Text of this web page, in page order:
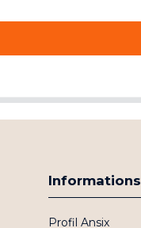
Informations
Profil Ansix